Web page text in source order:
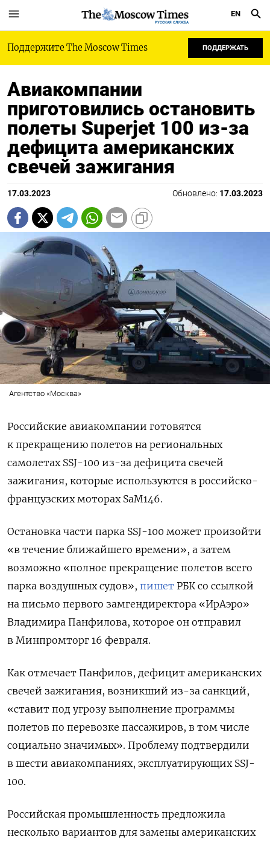
РУССКАЯ СЛУЖБА
EN
Поддержите The Moscow Times ПОДДЕРЖАТЬ
Авиакомпании
приготовились остановить
полеты Superjet 100 из-за
дефицита американских
свечей зажигания
17.03.2023 Обновлено: 17.03.2023
Агентство «Москва»
Российские авиакомпании готовятся
к прекращению полетов на региональных
самолетах SSJ-100 из-за дефицита свечей
зажигания, которые используются в российско-
французских моторах SaM146.
Остановка части парка SSJ-100 может произойти
«в течение ближайшего времени», а затем
возможно «полное прекращение полетов всего
парка воздушных судов», пишет РБК со ссылкой
на письмо первого замгендиректора «ИрАэро»
Владимира Панфилова, которое он отправил
в Минпромторг 16 февраля.
Как отмечает Панфилов, дефицит американских
свечей зажигания, возникший из-за санкций,
«ставит под угрозу выполнение программы
полетов по перевозке пассажиров, в том числе
социально значимых». Проблему подтвердили
в шести авиакомпаниях, эксплуатирующих SSJ-
100.
Российская промышленность предложила
несколько вариантов для замены американских